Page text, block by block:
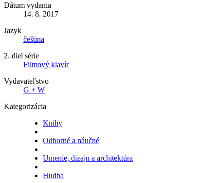
Dátum vydania
14. 8. 2017
Jazyk
čeština
2. diel série
Filmový klavír
Vydavateľstvo
G + W
Kategorizácia
Knihy
Odborné a náučné
Umenie, dizajn a architektúra
Hudba